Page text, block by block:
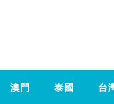
澳門 泰國 台